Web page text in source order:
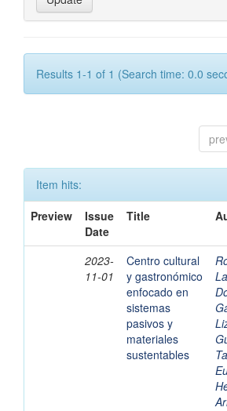
Results 1-1 of 1 (Search time: 0.0
Item hits:
Preview
Issue
Date
Title
2023-
11-01
Centro cultural
y gastronómico
enfocado en
sistemas
pasivos y
materiales
sustentables